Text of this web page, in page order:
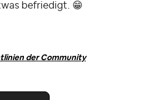
befriedigt. 😁
der Community